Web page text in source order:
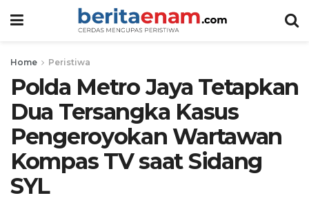
Home Peristiwa
Polda Metro Jaya Tetapkan
Dua Tersangka Kasus
Pengeroyokan Wartawan
Kompas TV saat Sidang
SYL